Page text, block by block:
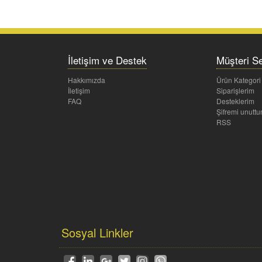
İletişim ve Destek
Hakkımızda
İletişim
FAQ
Müşteri
Ürün Kategori
Siparişlerim
Desteklerim
Şifremi
RSS
Sosyal Linkler